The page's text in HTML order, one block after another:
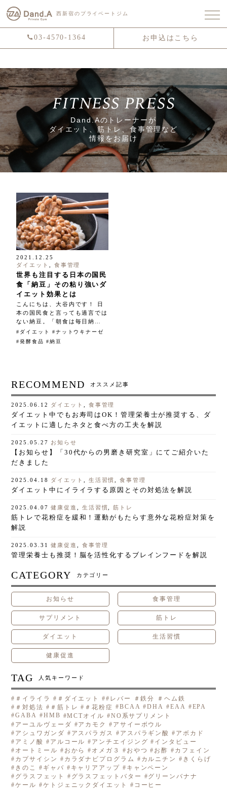
西新宿のプライベートジム
03-4570-1364 お申込はこちら
Dand.Aのトレーナーが
ダイエット、筋トレ、食事管理など
情報をお届け
2021.12.25
ダイエット
食事管理
世界も注目する日本の国民
食「納豆」その粘り強いダ
イエット効果とは
こんにちは、大谷内です！ 日
本の国民食と言っても過言では
ない納豆。「朝食は毎日納…
ダイエット
ナットウキナーゼ
発酵食品
納豆
RECOMMEND オススメ記事
2025.06.12 ダイエット 食事管理
ダイエット中でもお寿司はOK！管理栄養士が推奨する、ダ
イエットに適したネタと食べ方の工夫を解説
2025.05.27 お知らせ
【お知らせ】「30代からの男磨き研究室」にてご紹介いた
だきました
2025.04.18 ダイエット 生活習慣 ,食事管理
ダイエット中にイライラする原因とその対処法を解説
2025.04.07 健康促進 生活習慣 ,筋トレ
筋トレで花粉症を緩和！運動がもたらす意外な花粉症対策を
解説
2025.03.31 健康促進 食事管理
管理栄養士も推奨！脳を活性化するブレインフードを解説
CATEGORY カテゴリー
お知らせ 食事管理
サプリメント 筋トレ
ダイエット 生活習慣
健康促進
TAG 人気キーワード
＃イライラ ＃ダイエット
#レバー ＃鉄分 ＃ヘム鉄
＃対処法
＃筋トレ ＃花粉症 BCAA DHA EAA
EPA
GABA
HMB MCTオイル
NO系サプリメント
アーユルヴェーダ
アカモク
アサイーボウル
アシュワガンダ
アスパラガス アスパラギン酸
アボカド
アミノ酸
アルコール アンチエイジング
インタビュー
オートミール
おから オメガ３ おやつ お酢
カフェイン
カプサイシン
カラダナビプログラム カルニチン
きくらげ
きのこ
ギャバ キャリアアップ
キャンペーン
グラスフェット
グラスフェットバター
グリーンバナナ
ケール
ケトジェニックダイエット
コーヒー